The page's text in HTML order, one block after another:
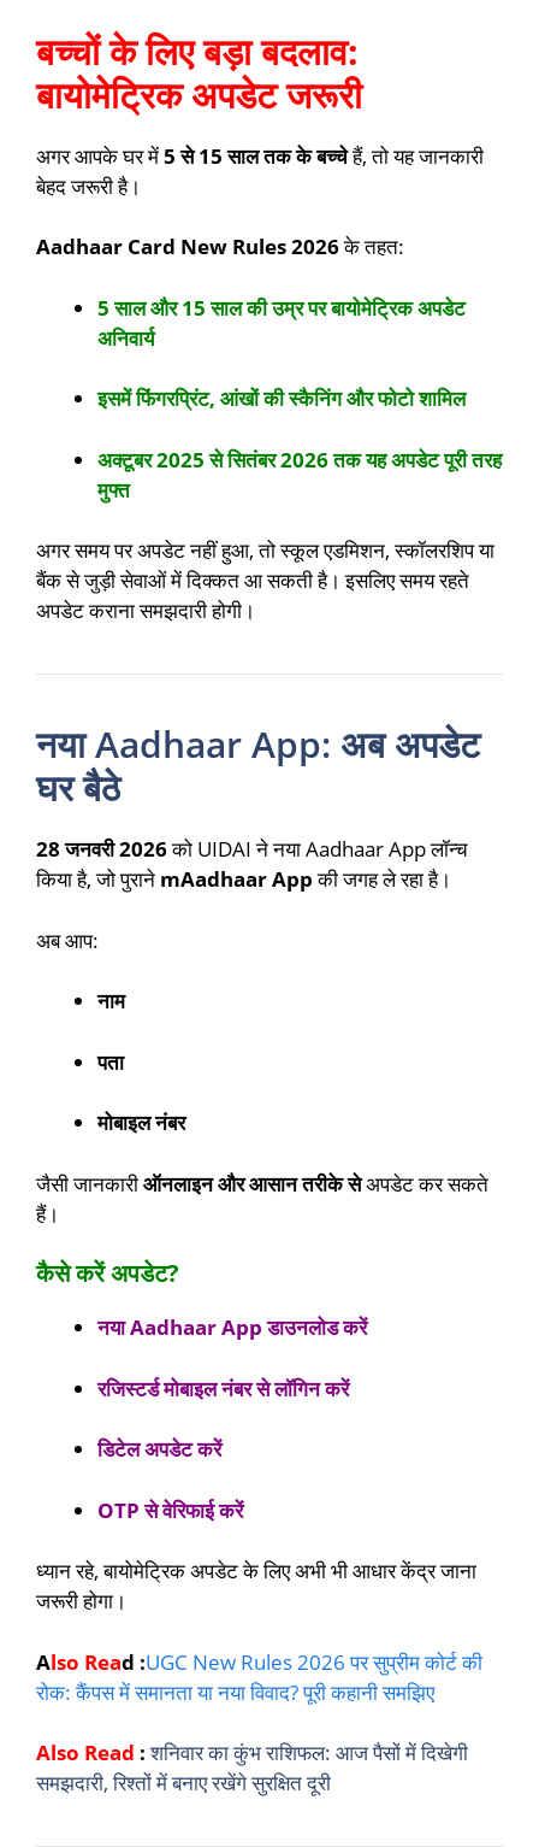
बच्चों के लिए बड़ा बदलाव:
बायोमेट्रिक अपडेट जरूरी
अगर आपके घर में5 से 15 साल तक के बच्चेहैं, तो यह जानकारी
बेहद जरूरी है।
Aadhaar Card New Rules 2026के तहत:
5 साल और 15 साल की उम्र पर बायोमेट्रिक अपडेट
अनिवार्य
इसमें फिंगरप्रिंट, आंखों की स्कैनिंग और फोटो शामिल
अक्टूबर 2025 से सितंबर 2026 तक यह अपडेट पूरी तरह
मुफ्त
अगर समय पर अपडेट नहीं हुआ, तो स्कूल एडमिशन, स्कॉलरशिप या
बैंक से जुड़ी सेवाओं में दिक्कत आ सकती है। इसलिए समय रहते
अपडेट कराना समझदारी होगी।
नया Aadhaar App: अब अपडेट
घर बैठे
28 जनवरी 2026को UIDAI ने नया Aadhaar App लॉन्च
किया है, जो पुराने mAadhaar Appकी जगह ले रहा है।
अब आप:
नाम
पता
मोबाइल नंबर
जैसी जानकारीऑनलाइन और आसान तरीके सेअपडेट कर सकते
हैं।
कैसे करें अपडेट?
नया Aadhaar App डाउनलोड करें
रजिस्टर्ड मोबाइल नंबर से लॉगिन करें
डिटेल अपडेट करें
OTP से वेरिफाई करें
ध्यान रहे, बायोमेट्रिक अपडेट के लिए अभी भी आधार केंद्र जाना
जरूरी होगा।
Also Read :UGC New Rules 2026 पर सुप्रीम कोर्ट की
रोक: कैंपस में समानता या नया विवाद? पूरी कहानी समझिए
Also Read :शनिवार का कुंभ राशिफल: आज पैसों में दिखेगी
समझदारी, रिश्तों में बनाए रखेंगे सुरक्षित दूरी